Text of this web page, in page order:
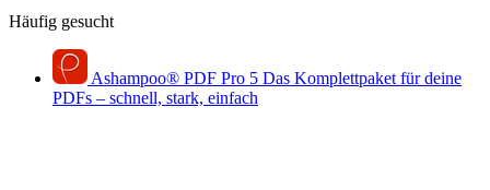
Häufig gesucht
Ashampoo® PDF Pro 5 Das Komplettpaket für deine
PDFs – schnell, stark, einfach